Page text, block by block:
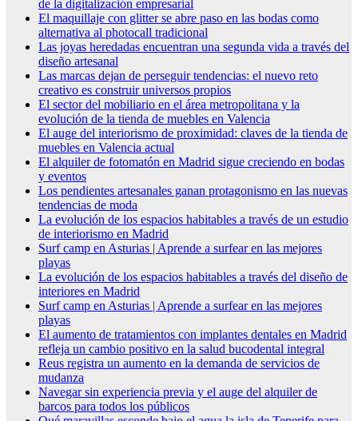
de la digitalización empresarial
El maquillaje con glitter se abre paso en las bodas como
alternativa al photocall tradicional
Las joyas heredadas encuentran una segunda vida a través del
diseño artesanal
Las marcas dejan de perseguir tendencias: el nuevo reto
creativo es construir universos propios
El sector del mobiliario en el área metropolitana y la
evolución de la tienda de muebles en Valencia
El auge del interiorismo de proximidad: claves de la tienda de
muebles en Valencia actual
El alquiler de fotomatón en Madrid sigue creciendo en bodas
y eventos
Los pendientes artesanales ganan protagonismo en las nuevas
tendencias de moda
La evolución de los espacios habitables a través de un estudio
de interiorismo en Madrid
Surf camp en Asturias | Aprende a surfear en las mejores
playas
La evolución de los espacios habitables a través del diseño de
interiores en Madrid
Surf camp en Asturias | Aprende a surfear en las mejores
playas
El aumento de tratamientos con implantes dentales en Madrid
refleja un cambio positivo en la salud bucodental integral
Reus registra un aumento en la demanda de servicios de
mudanza
Navegar sin experiencia previa y el auge del alquiler de
barcos para todos los públicos